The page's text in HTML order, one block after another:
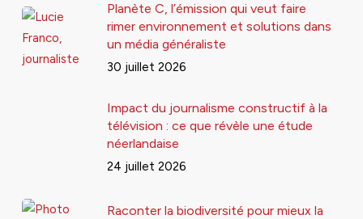
Planète C, l’émission qui veut faire
rimer environnement et solutions dans
un média généraliste
30 juillet 2026
Impact du journalisme constructif à la
télévision : ce que révèle une étude
néerlandaise
24 juillet 2026
Raconter la biodiversité pour mieux la